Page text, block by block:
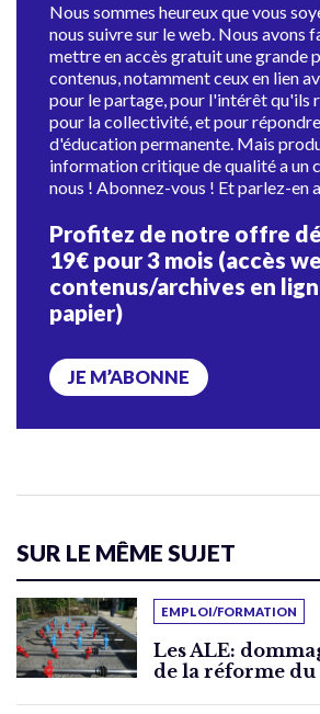
Nous sommes heureux que vous
nous suivre sur le web. Nous avons
mettre en accès gratuit une grande
contenus, notamment ceux en lien
pour le partage, pour l'intérêt qu'ils
pour la collectivité, et pour
d'éducation permanente. Mais
information critique de qualité a un
nous ! Abonnez-vous ! Et parlez-en
Profitez de notre offre
19€ pour 3 mois (accès
contenus/archives en
papier)
JE M’ABONNE
SUR LE MÊME SUJET
EMPLOI/FORMATION
Les ALE:
de la réforme du